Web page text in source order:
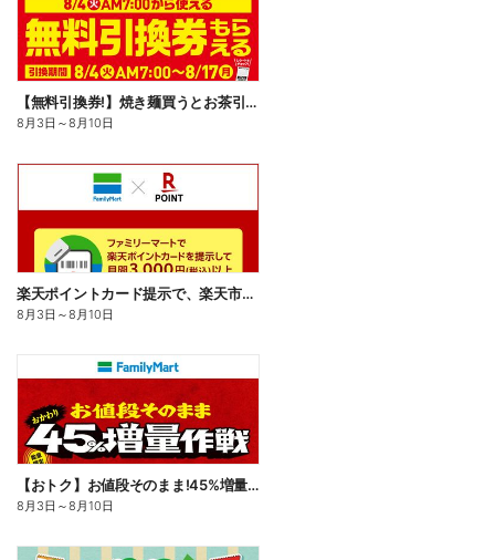
【無料引換券!】焼き麺買うとお茶引換券貰える!
8月3日 ～8月10日
楽天ポイントカード提示で、楽天市場でのお買い物がおトクに!
8月3日 ～8月10日
【おトク】お値段そのまま!45%増量作戦!
8月3日 ～8月10日